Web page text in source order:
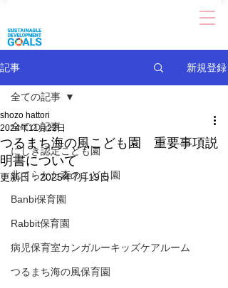
記事 新規登録
全ての記事
にしき認定こども園
北てらかた森のこども園
Banbi保育園
Rabbit保育園
病児保育室カンガルーキッズケアルーム
つるまち海の風保育園
全ての記事
つるまち海の風こども園 重要事項説
明書について
shozo hattori
2024年11月22日
更新日：2025年7月19日